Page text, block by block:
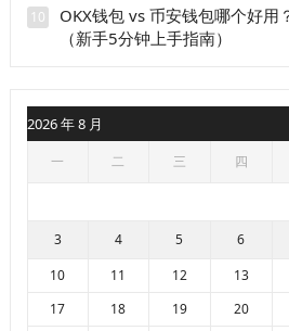
10
OKX钱包 vs 币安钱包哪个好用
（新手5分钟上手指南）
2026 年 8 月
一 二 三 四
3 4 5 6
10
11 12 13
17
18 19 20